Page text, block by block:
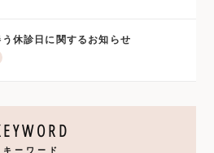
休診日に関するお知らせ
キーワード